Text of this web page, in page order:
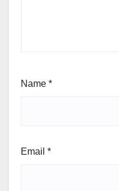
Name *
Email *